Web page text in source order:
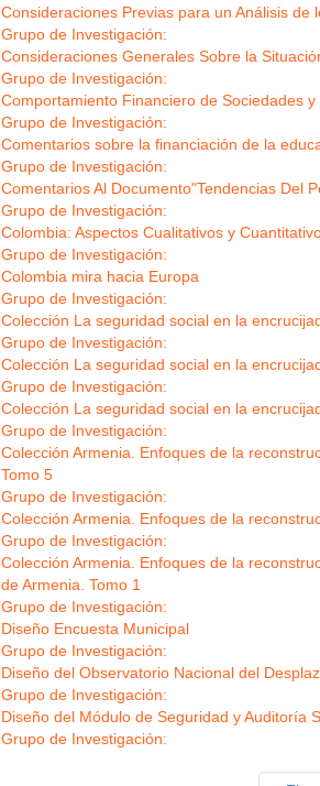
Consideraciones Previas para un Análisis de
Grupo de Investigación:
Consideraciones Generales Sobre la
Grupo de Investigación:
Comportamiento Financiero de Sociedades
Grupo de Investigación:
Comentarios sobre la financiación de la
Grupo de Investigación:
Comentarios Al Documento"Tendencias Del
Grupo de Investigación:
Colombia: Aspectos Cualitativos y
Grupo de Investigación:
Colombia mira hacia Europa
Grupo de Investigación:
Colección La seguridad social en la
Grupo de Investigación:
Colección La seguridad social en la
Grupo de Investigación:
Colección La seguridad social en la
Grupo de Investigación:
Colección Armenia. Enfoques de la
Tomo 5
Grupo de Investigación:
Colección Armenia. Enfoques de la
Grupo de Investigación:
Colección Armenia. Enfoques de la
de Armenia. Tomo 1
Grupo de Investigación:
Diseño Encuesta Municipal
Grupo de Investigación:
Diseño del Observatorio Nacional del
Grupo de Investigación:
Diseño del Módulo de Seguridad y Auditoría
Grupo de Investigación: